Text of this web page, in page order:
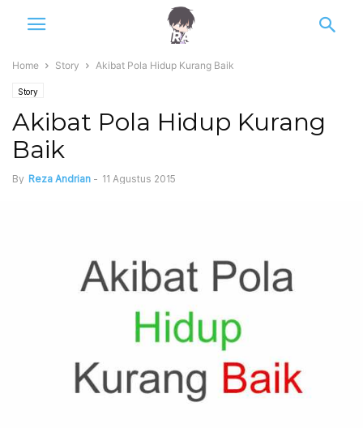
Home Story Akibat Pola Hidup Kurang Baik
Story
Akibat Pola Hidup Kurang
Baik
By Reza Andrian - 11 Agustus 2015